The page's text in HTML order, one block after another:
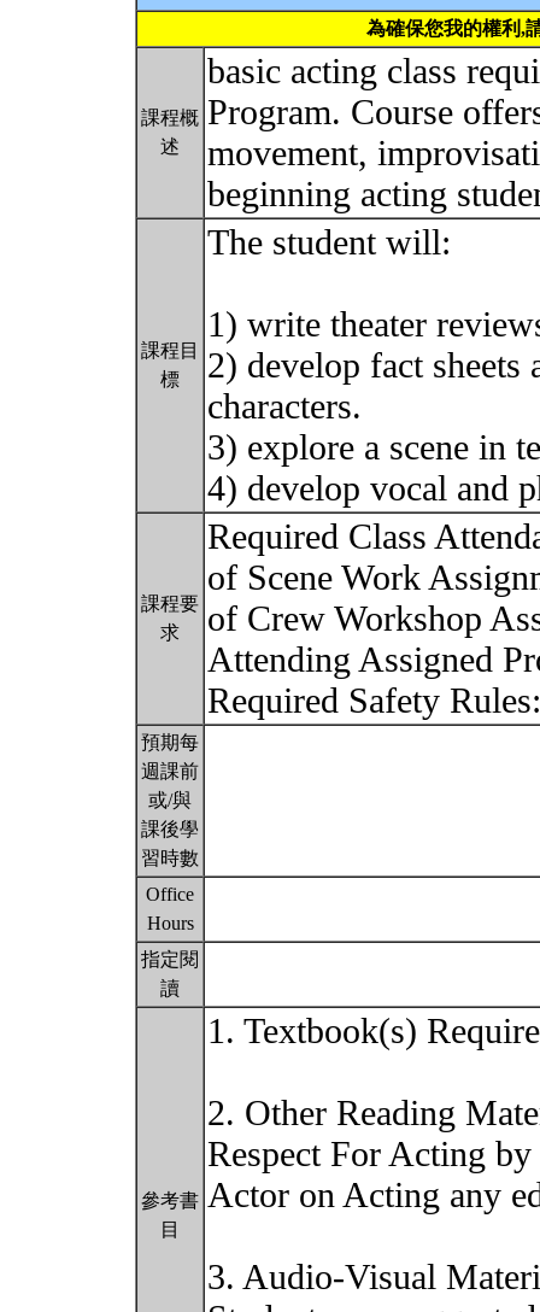
為確保您我的權利,
課程概
述
basic acting class
Program. Course
movement,
beginning acting
課程目
標
The student will:
1) write theater
2) develop fact sheets
characters.
3) explore a scene in
4) develop vocal and
課程要
求
Required Class
of Scene Work
of Crew Workshop
Attending Assigned
Required Safety
預期每
週課前
或/與
課後學
習時數
Office
Hours
指定閱
讀
參考書
目
1. Textbook(s)
2. Other Reading
Respect For Acting
Actor on Acting any
3. Audio-Visual